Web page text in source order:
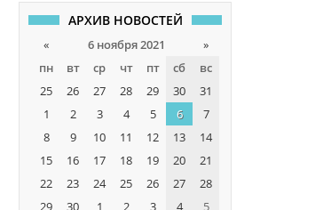
АРХИВ НОВОСТЕЙ
« 6 ноября 2021
»
пн
вт ср чт пт сб
вс
25
26 27 28 29 30
31
1
2 3 4 5 6
7
8
9 10 11 12 13
14
15
16 17 18 19 20
21
22
23 24 25 26 27
28
29
30 1 2 3 4 5